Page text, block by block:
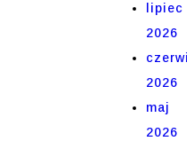
lipiec
2026
2026
maj
2026